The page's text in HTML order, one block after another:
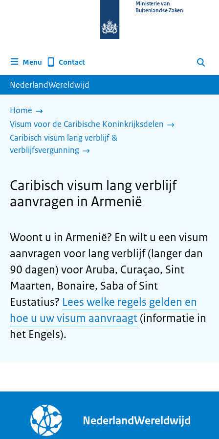
homepage
Ministerie van
Buitenlandse Zaken
Menu Contact Zoeken
NederlandWereldwijd
Home
Visum voor de Caribische Koninkrijksdelen
Caribisch visum lang verblijf &
verblijfsvergunning
Caribisch visum lang verblijf
aanvragen in Armenië
Woont u in Armenië? En wilt u een visum
aanvragen voor lang verblijf (langer dan
90 dagen) voor Aruba, Curaçao, Sint
Maarten, Bonaire, Saba of Sint
Eustatius? Lees welke regels gelden en
hoe u uw visum aanvraagt (informatie in
het Engels).
NederlandWereldwijd